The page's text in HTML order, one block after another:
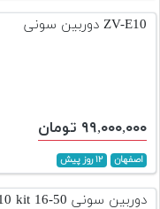
ZV-E10 دوربین سونی
۹۹,۰۰۰,۰۰۰ تومان
اصفهان ۱۲ روز پیش
دوربین سونی sony zv-e10 kit 16-50